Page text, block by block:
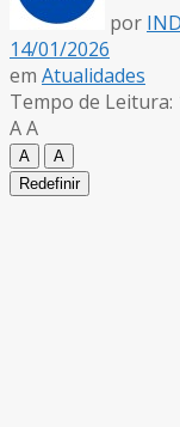
por
14/01/2026
em Atualidades
Tempo de Leitura:
AA
A
A
Redefinir